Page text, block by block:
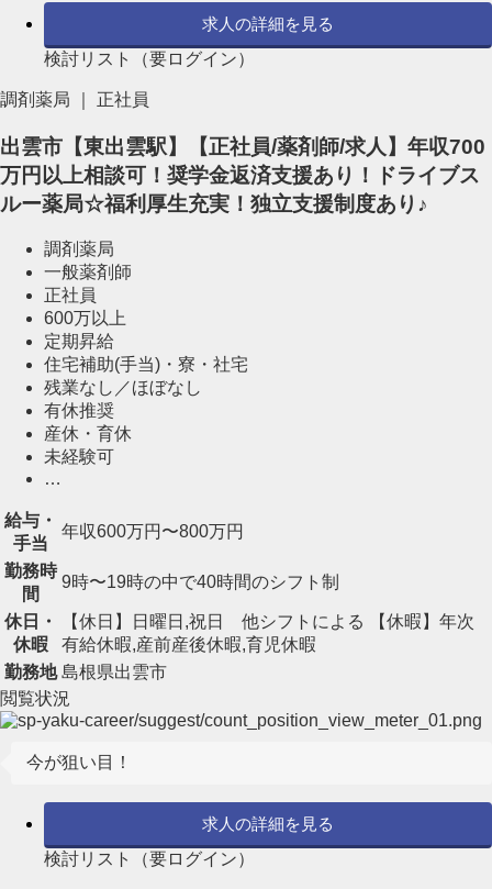
求人の詳細を見る
検討リスト（要ログイン）
調剤薬局 ｜ 正社員
出雲市【東出雲駅】【正社員/薬剤師/求人】年収700
万円以上相談可！奨学金返済支援あり！ドライブス
ルー薬局☆福利厚生充実！独立支援制度あり♪
調剤薬局
一般薬剤師
正社員
600万以上
定期昇給
住宅補助(手当)・寮・社宅
残業なし／ほぼなし
有休推奨
産休・育休
未経験可
…
給与・
手当
年収600万円〜800万円
勤務時
間
9時〜19時の中で40時間のシフト制
休日・
休暇
【休日】日曜日,祝日 他シフトによる 【休暇】年次
有給休暇,産前産後休暇,育児休暇
勤務地 島根県出雲市
閲覧状況
今が狙い目！
求人の詳細を見る
検討リスト（要ログイン）